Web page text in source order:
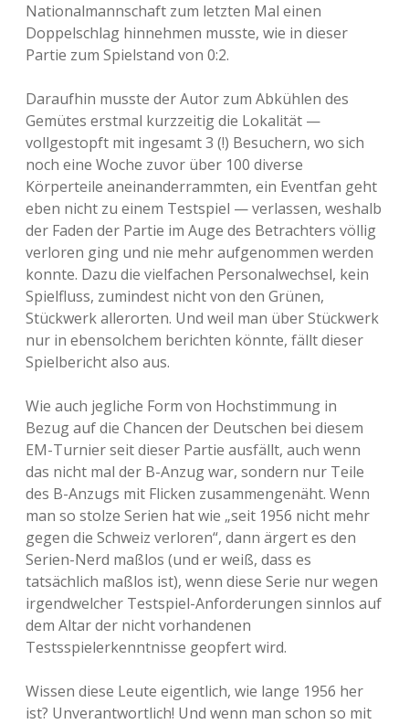
Nationalmannschaft zum letzten Mal einen
Doppelschlag hinnehmen musste, wie in dieser
Partie zum Spielstand von 0:2.
Daraufhin musste der Autor zum Abkühlen des
Gemütes erstmal kurzzeitig die Lokalität —
vollgestopft mit ingesamt 3 (!) Besuchern, wo sich
noch eine Woche zuvor über 100 diverse
Körperteile aneinanderrammten, ein Eventfan geht
eben nicht zu einem Testspiel — verlassen, weshalb
der Faden der Partie im Auge des Betrachters völlig
verloren ging und nie mehr aufgenommen werden
konnte. Dazu die vielfachen Personalwechsel, kein
Spielfluss, zumindest nicht von den Grünen,
Stückwerk allerorten. Und weil man über Stückwerk
nur in ebensolchem berichten könnte, fällt dieser
Spielbericht also aus.
Wie auch jegliche Form von Hochstimmung in
Bezug auf die Chancen der Deutschen bei diesem
EM-Turnier seit dieser Partie ausfällt, auch wenn
das nicht mal der B-Anzug war, sondern nur Teile
des B-Anzugs mit Flicken zusammengenäht. Wenn
man so stolze Serien hat wie „seit 1956 nicht mehr
gegen die Schweiz verloren“, dann ärgert es den
Serien-Nerd maßlos (und er weiß, dass es
tatsächlich maßlos ist), wenn diese Serie nur wegen
irgendwelcher Testspiel-Anforderungen sinnlos auf
dem Altar der nicht vorhandenen
Testsspielerkenntnisse geopfert wird.
Wissen diese Leute eigentlich, wie lange 1956 her
ist? Unverantwortlich! Und wenn man schon so mit